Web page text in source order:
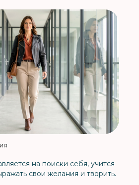
на поиски себя, учится
свои желания и творить.